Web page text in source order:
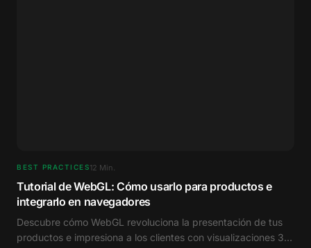
BEST PRACTICES12 Min.
Tutorial de WebGL: Cómo usarlo para productos e
integrarlo en navegadores
Descubre cómo WebGL revoluciona la presentación de tus
productos e impresiona a los clientes con visualizaciones 3D